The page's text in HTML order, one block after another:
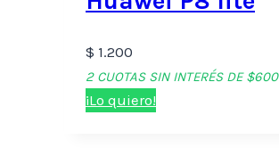
$ 1.200
2 CUOTAS SIN INTERÉS DE $600
¡Lo quiero!